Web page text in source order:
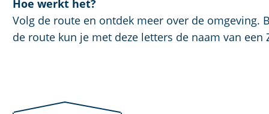
Hoe werkt het?
Volg de route en ontdek meer over de omgeving.
de route kun je met deze letters de naam van een